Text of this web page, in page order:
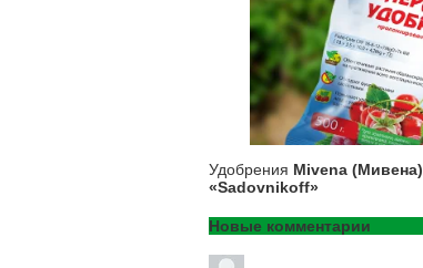
Удобрения Mivena (Мивена)
«Sadovnikoff»
Новые комментарии